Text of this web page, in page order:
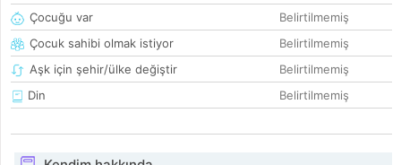
Çocuğu var
Belirtilmemiş
Çocuk sahibi olmak istiyor
Belirtilmemiş
Aşk için şehir/ülke değiştir
Belirtilmemiş
Din
Belirtilmemiş